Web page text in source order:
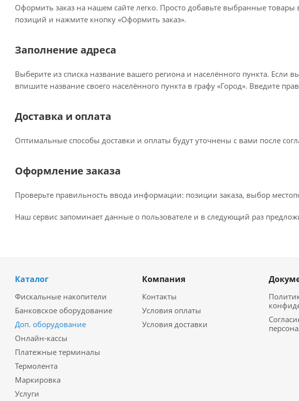
Оформить заказ на нашем сайте легко. Просто добавьте выбранные
позиций и нажмите кнопку «Оформить заказ».
Заполнение адреса
Выберите из списка название вашего региона и населённого пункта.
впишите название своего населённого пункта в графу «Город». Введите
Доставка и оплата
Оптимальные способы доставки и оплаты будут уточнены с вами после
Оформление заказа
Проверьте правильность ввода информации: позиции заказа, выбор
Наш сервис запоминает данные о пользователе и в следующий раз
Каталог
Фискальные накопители
Банковское оборудование
Доп. оборудование
Онлайн-кассы
Платежные терминалы
Термолента
Маркировка
Услуги
Компания
Контакты
Условия оплаты
Условия доставки